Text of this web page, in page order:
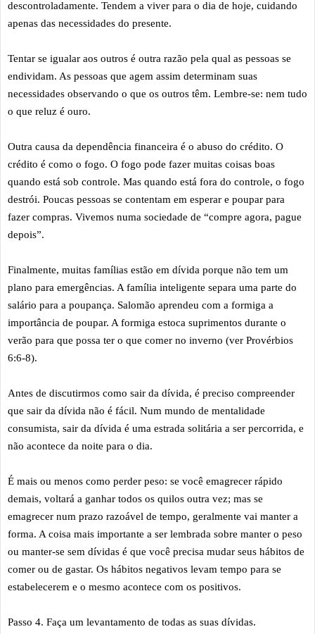
descontroladamente. Tendem a viver para o dia de hoje, cuidando
apenas das necessidades do presente.
Tentar se igualar aos outros é outra razão pela qual as pessoas se
endividam. As pessoas que agem assim determinam suas
necessidades observando o que os outros têm. Lembre-se: nem tudo
o que reluz é ouro.
Outra causa da dependência financeira é o abuso do crédito. O
crédito é como o fogo. O fogo pode fazer muitas coisas boas
quando está sob controle. Mas quando está fora do controle, o fogo
destrói. Poucas pessoas se contentam em esperar e poupar para
fazer compras. Vivemos numa sociedade de “compre agora, pague
depois”.
Finalmente, muitas famílias estão em dívida porque não tem um
plano para emergências. A família inteligente separa uma parte do
salário para a poupança. Salomão aprendeu com a formiga a
importância de poupar. A formiga estoca suprimentos durante o
verão para que possa ter o que comer no inverno (ver Provérbios
6:6-8).
Antes de discutirmos como sair da dívida, é preciso compreender
que sair da dívida não é fácil. Num mundo de mentalidade
consumista, sair da dívida é uma estrada solitária a ser percorrida, e
não acontece da noite para o dia.
É mais ou menos como perder peso: se você emagrecer rápido
demais, voltará a ganhar todos os quilos outra vez; mas se
emagrecer num prazo razoável de tempo, geralmente vai manter a
forma. A coisa mais importante a ser lembrada sobre manter o peso
ou manter-se sem dívidas é que você precisa mudar seus hábitos de
comer ou de gastar. Os hábitos negativos levam tempo para se
estabelecerem e o mesmo acontece com os positivos.
Passo 4. Faça um levantamento de todas as suas dívidas.